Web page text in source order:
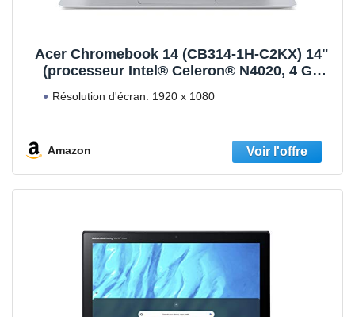
Acer Chromebook 14 (CB314-1H-C2KX) 14"
(processeur Intel® Celeron® N4020, 4 Go
Graphics 600, Google Chrome OS), argent -
Résolution d'écran: 1920 x 1080
Amazon